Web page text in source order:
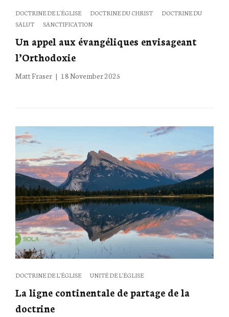
Categories
DOCTRINE DE L'ÉGLISE DOCTRINE DU CHRIST
DOCTRINE DU
SALUT
SANCTIFICATION
Un appel aux évangéliques envisageant
l’Orthodoxie
Matt Fraser
Posted
18 November 2025
Categories
DOCTRINE DE L'ÉGLISE UNITÉ DE L'ÉGLISE
La ligne continentale de partage de la
doctrine